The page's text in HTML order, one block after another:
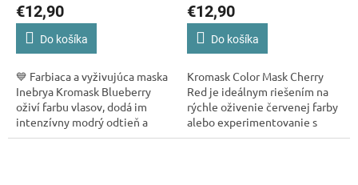
€12,90
Do košíka
💙 Farbiaca a vyživujúca maska
Inebrya Kromask Blueberry
oživí farbu vlasov, dodá im
intenzívny modrý odtieň a
pritom ich hĺbkovo hydratuje.
€12,90
Do košíka
Kromask Color Mask Cherry
Red je ideálnym riešením na
rýchle oživenie červenej farby
alebo experimentovanie s
odtieňom bez trvalého